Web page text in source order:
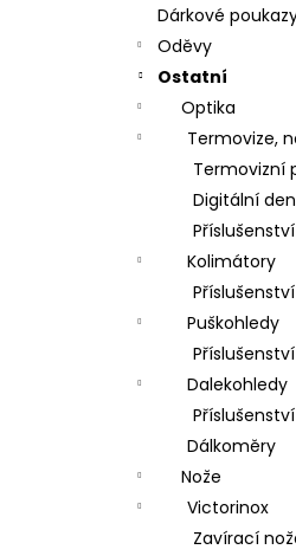
Dárkové
Oděvy
Ostatní
Optika
Termovize,
Termovizní
Digitální
Kolimátory
Puškohledy
Příslušenství
Dalekohledy
Příslušenství
Dálkoměry
Nože
Victorinox
Zavírací
DÁRKOVÝ
NAPSAT JMÉNO
500 Kč